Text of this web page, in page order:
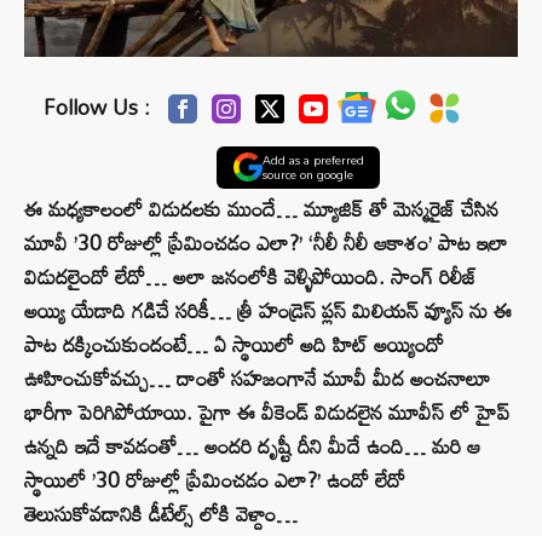
Follow Us :
Add as a preferred
source on google
ఈ మధ్యకాలంలో విడుదలకు ముందే… మ్యూజిక్ తో మెస్మరైజ్ చేసిన
మూవీ ’30 రోజుల్లో ప్రేమించడం ఎలా?’ ‘నీలీ నీలీ ఆకాశం’ పాట ఇలా
విడుదలైందో లేదో… అలా జనంలోకి వెళ్ళిపోయింది. సాంగ్ రిలీజ్
అయ్యి యేడాది గడిచే సరికీ… త్రీ హండ్రెస్ ప్లస్ మిలియన్ వ్యూస్ ను ఈ
పాట దక్కించుకుందంటే… ఏ స్థాయిలో అది హిట్ అయ్యిందో
ఊహించుకోవచ్చు… దాంతో సహజంగానే మూవీ మీద అంచనాలూ
భారీగా పెరిగిపోయాయి. పైగా ఈ వీకెండ్ విడుదలైన మూవీస్ లో హైప్
ఉన్నది ఇదే కావడంతో… అందరి దృష్టీ దీని మీదే ఉంది… మరి ఆ
స్థాయిలో ’30 రోజుల్లో ప్రేమించడం ఎలా?’ ఉందో లేదో
తెలుసుకోవడానికి డీటేల్స్ లోకి వెళ్దాం…